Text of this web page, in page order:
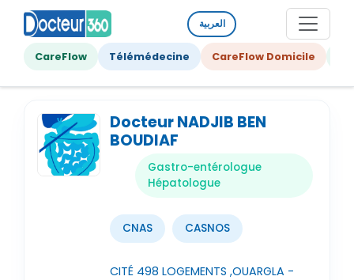
العربية
CareFlow Télémédecine CareFlow Domicile
Docteur NADJIB BEN
BOUDIAF
Gastro-entérologue
Hépatologue
CNAS CASNOS
CITÉ 498 LOGEMENTS ,OUARGLA -